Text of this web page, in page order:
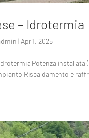
– Idrotermia
|Apr 1, 2025
Potenza
Riscaldamento e